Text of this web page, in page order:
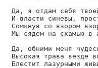
Да, я отдам себя
И власти синевы,
Сомкнув со взором
Мы сядем на скамью в
Да, обними меня
Высокая трава везде
Блестит лазурными